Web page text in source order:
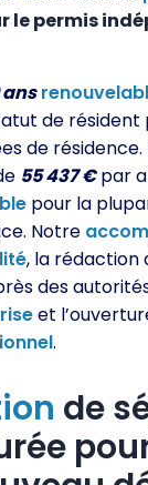
le permis
ans
de
de résidence.
55 437 €par
pour la
Notre
, la rédaction
des
et
.
de